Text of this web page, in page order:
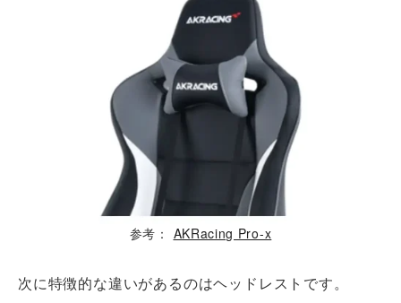
参考： AKRacing Pro-x
次に特徴的な違いがあるのはヘッドレストです。